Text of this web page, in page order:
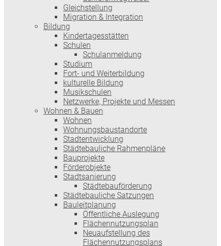
Gleichstellung
Migration & Integration
Bildung
Kindertagesstätten
Schulen
Schulanmeldung
Studium
Fort- und Weiterbildung
kulturelle Bildung
Musikschulen
Netzwerke, Projekte und Messen
Wohnen & Bauen
Wohnen
Wohnungsbaustandorte
Stadtentwicklung
Städtebauliche Rahmenpläne
Bauprojekte
Förderobjekte
Stadtsanierung
Städtebauförderung
Städtebauliche Satzungen
Bauleitplanung
Öffentliche Auslegung
Flächennutzungsplan
Neuaufstellung des
Flächennutzungsplans